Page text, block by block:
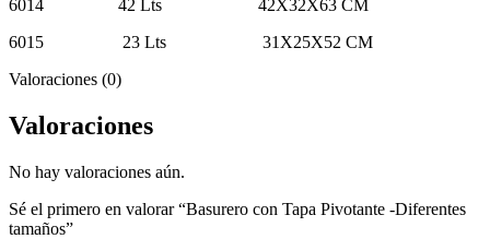
6014 42 Lts 42X32X63 CM
6015 23 Lts 31X25X52 CM
Valoraciones (0)
Valoraciones
No hay valoraciones aún.
Sé el primero en valorar “Basurero con Tapa Pivotante -Diferentes
tamaños”